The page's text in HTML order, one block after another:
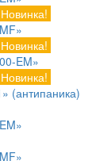
Новинка!
Новинка!
EM»
Новинка!
(антипаника)